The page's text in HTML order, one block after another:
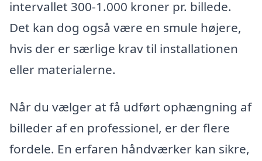
intervallet 300-1.000 kroner pr. billede.
Det kan dog også være en smule højere,
hvis der er særlige krav til installationen
eller materialerne.
Når du vælger at få udført ophængning af
billeder af en professionel, er der flere
fordele. En erfaren håndværker kan sikre,